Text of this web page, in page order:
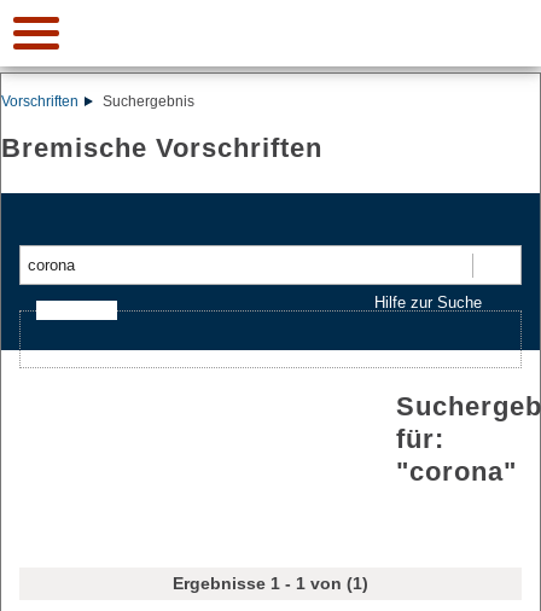
Vorschriften Suchergebnis
Bremische Vorschriften
Hilfe zur Suche
für:
"corona"
Ergebnisse 1 - 1 von (1)